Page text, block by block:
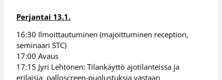
Perjantai 13.1.
16:30 Ilmoittautuminen (majoittuminen reception,
seminaari STC)
17:00 Avaus
17:15 Jyri Lehtonen: Tilankäyttö ajotilanteissa ja
erilaisia palloscreen-puolustuksia vastaan